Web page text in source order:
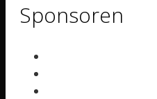
Sponsoren